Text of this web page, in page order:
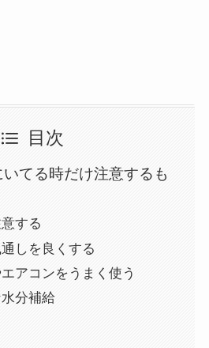
目次
てる時だけ注意するも
する
しを良くする
アコンをうまく使う
分補給